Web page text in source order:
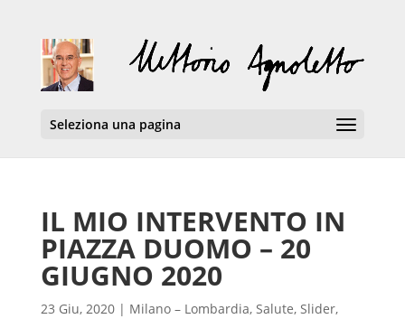
Seleziona una pagina
IL MIO INTERVENTO IN
PIAZZA DUOMO – 20
GIUGNO 2020
23 Giu, 2020| Milano – Lombardia, Salute, Slider,